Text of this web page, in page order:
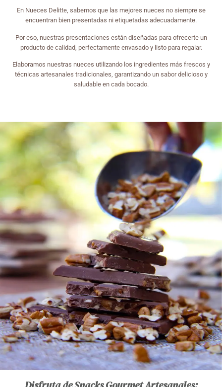
En Nueces Delitte, sabemos que las mejores nueces no siempre se
encuentran bien presentadas ni etiquetadas adecuadamente.
Por eso, nuestras presentaciones están diseñadas para ofrecerte un
producto de calidad, perfectamente envasado y listo para regalar.
Elaboramos nuestras nueces utilizando los ingredientes más frescos y
técnicas artesanales tradicionales, garantizando un sabor delicioso y
saludable en cada bocado.